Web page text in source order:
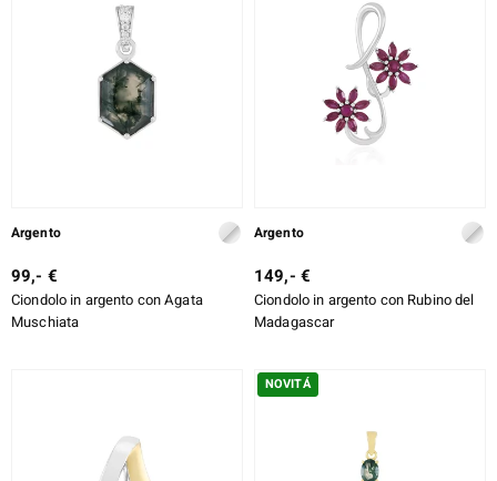
Argento
99,- €
Ciondolo in argento con Agata
Muschiata
Argento
149,- €
Ciondolo in argento con Rubino del
Madagascar
NOVITÁ